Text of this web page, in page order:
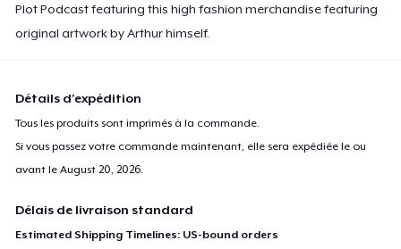
Plot Podcast featuring this high fashion merchandise featuring
original artwork by Arthur himself.
Détails d'expédition
Tous les produits sont imprimés à la commande.
Si vous passez votre commande maintenant, elle sera expédiée le ou
avant leAugust 20, 2026.
Délais de livraison standard
Estimated Shipping Timelines: US-bound orders